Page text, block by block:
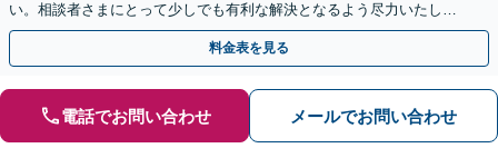
い。相談者さまにとって少しでも有利な解決となるよう尽力いたしま
す。【初回相談無料】【電話相談可】【休日面談可】
料金表を見る
電話でお問い合わせ メールでお問い合わせ